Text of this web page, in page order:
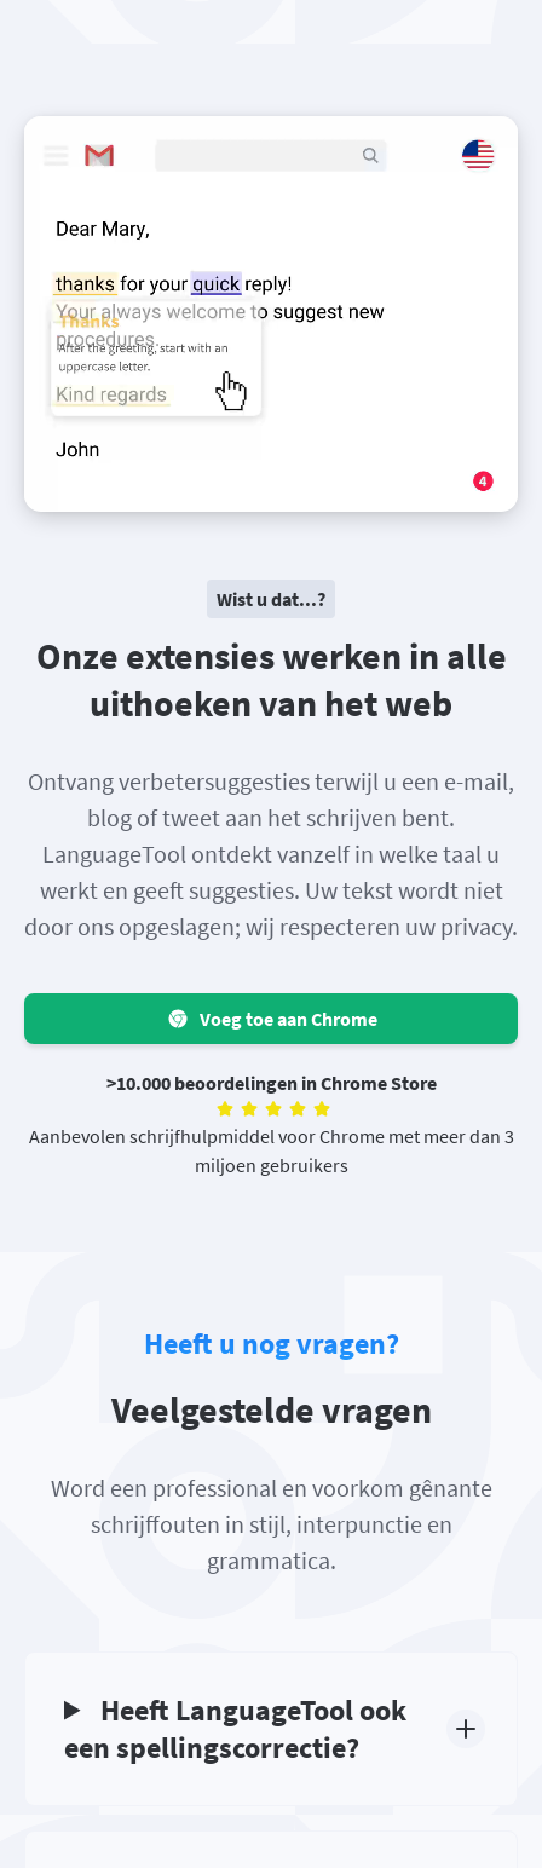
Wist u dat...?
Onze extensies werken in alle
uithoeken van het web
Ontvang verbetersuggesties terwijl u een e-mail,
blog of tweet aan het schrijven bent.
LanguageTool ontdekt vanzelf in welke taal u
werkt en geeft suggesties. Uw tekst wordt niet
door ons opgeslagen; wij respecteren uw privacy.
Voeg toe aan Chrome
>10.000 beoordelingen in Chrome Store
Aanbevolen schrijfhulpmiddel voor Chrome met meer dan 3
miljoen gebruikers
Heeft u nog vragen?
Veelgestelde vragen
Word een professional en voorkom gênante
schrijffouten in stijl, interpunctie en
grammatica.
Heeft LanguageTool ook
een spellingscorrectie?